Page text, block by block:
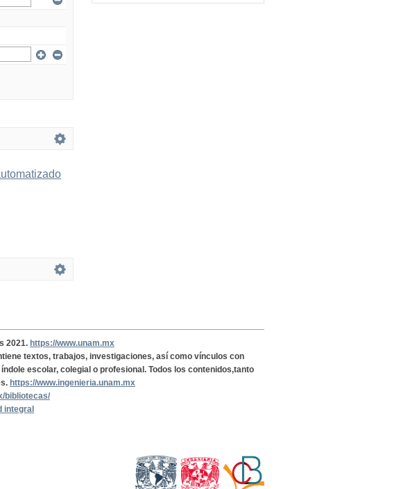
2021. https://www.unam.mx
textos, trabajos, investigaciones, así como vínculos con
escolar, colegial o profesional. Todos los contenidos,tanto
https://www.ingenieria.unam.mx
bibliotecas/
integral